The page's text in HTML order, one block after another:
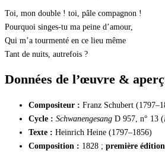
Toi, mon double ! toi, pâle compagnon !
Pourquoi singes-tu ma peine d’amour,
Qui m’a tourmenté en ce lieu même
Tant de nuits, autrefois ?
Données de l’œuvre &
Compositeur : Franz Schubert
Cycle : Schwanengesang D 957, n° 13 (
Texte : Heinrich Heine (1797–1856)
Composition : 1828 ; première